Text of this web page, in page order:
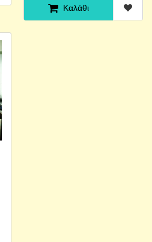
Καλάθι